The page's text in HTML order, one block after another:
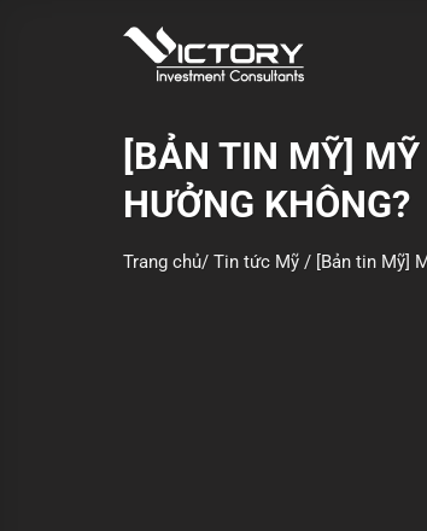
[BẢN TIN MỸ]
HƯỞNG KHÔNG?
Trang chủ/ Tin tức Mỹ / [Bản tin Mỹ]